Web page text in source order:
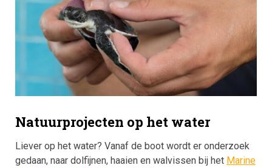
Natuurprojecten op het water
Liever op het water? Vanaf de boot wordt er onderzoek
gedaan, naar dolfijnen, haaien en walvissen bij het Marine